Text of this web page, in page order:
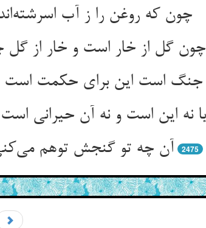
چون که روغن را ز آب
چون گل از خار است و خار از گل
2475